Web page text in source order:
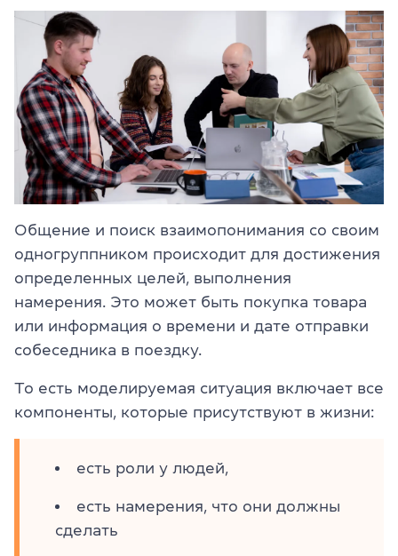
Общение и поиск взаимопонимания со своим
одногруппником происходит для достижения
определенных целей, выполнения
намерения. Это может быть покупка товара
или информация о времени и дате отправки
собеседника в поездку.
То есть моделируемая ситуация включает все
компоненты, которые присутствуют в жизни:
есть роли у людей,
есть намерения, что они должны
сделать